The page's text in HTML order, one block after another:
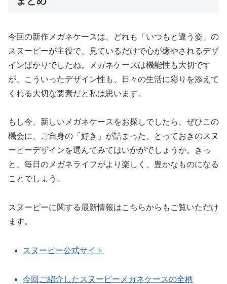
今回の新作メガネケースは、どれも「いつもと違う姿」の
スヌーピーが主役で、見ているだけで心が癒やされるデザ
インばかりでしたね。メガネケースは機能性も大切です
が、こういったデザイン性も、日々の生活に彩りを添えて
くれる大切な要素だと私は思います。
もし今、新しいメガネケースをお探しでしたら、ぜひこの
機会に、ご自身の「好き」が詰まった、とっておきのスヌ
ーピーデザインを選んでみてはいかがでしょうか。きっ
と、毎日のメガネライフがより楽しく、豊かなものになる
ことでしょう。
スヌーピーに関する最新情報はこちらからもご覧いただけ
ます。
スヌーピー公式サイト
今回ご紹介したスヌーピーメガネケースの全柄